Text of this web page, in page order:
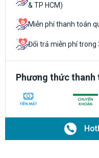
& TP HCM)
Miễn phí thanh toán
Đổi trả miễn phí trong
Phương thức thanh